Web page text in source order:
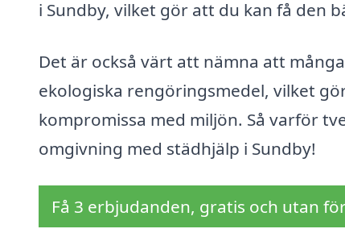
i Sundby, vilket gör att du kan få den
Det är också värt att nämna att
ekologiska rengöringsmedel, vilket
kompromissa med miljön. Så varför
omgivning med städhjälp i Sundby!
Få 3 erbjudanden, gratis och utan